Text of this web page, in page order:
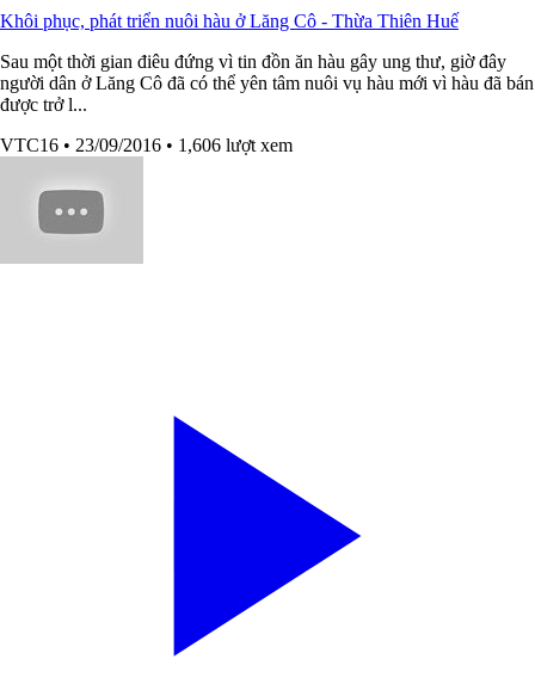
Khôi phục, phát triển nuôi hàu ở Lăng Cô - Thừa Thiên Huế
Sau một thời gian điêu đứng vì tin đồn ăn hàu gây ung thư, giờ đây
người dân ở Lăng Cô đã có thể yên tâm nuôi vụ hàu mới vì hàu đã bán
được trở l...
VTC16 • 23/09/2016 • 1,606 lượt xem